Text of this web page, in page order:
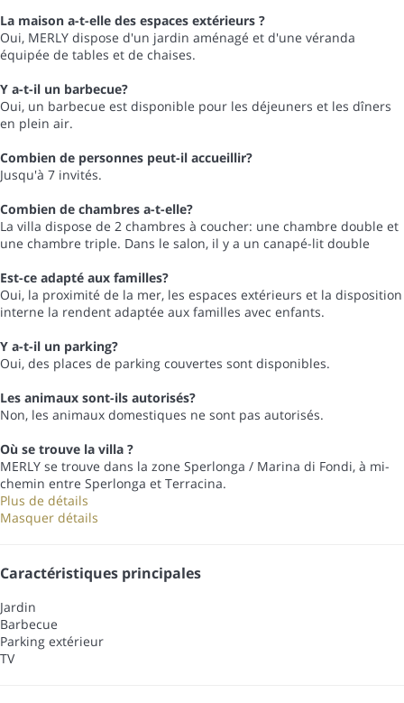
La maison a-t-elle des espaces extérieurs ?
Oui, MERLY dispose d'un jardin aménagé et d'une véranda
équipée de tables et de chaises.
Y a-t-il un barbecue?
Oui, un barbecue est disponible pour les déjeuners et les dîners
en plein air.
Combien de personnes peut-il accueillir?
Jusqu'à 7 invités.
Combien de chambres a-t-elle?
La villa dispose de 2 chambres à coucher: une chambre double et
une chambre triple. Dans le salon, il y a un canapé-lit double
Est-ce adapté aux familles?
Oui, la proximité de la mer, les espaces extérieurs et la disposition
interne la rendent adaptée aux familles avec enfants.
Y a-t-il un parking?
Oui, des places de parking couvertes sont disponibles.
Les animaux sont-ils autorisés?
Non, les animaux domestiques ne sont pas autorisés.
Où se trouve la villa ?
MERLY se trouve dans la zone Sperlonga / Marina di Fondi, à mi-
chemin entre Sperlonga et Terracina.
Plus de détails
Masquer détails
Caractéristiques principales
Jardin
Barbecue
Parking extérieur
TV